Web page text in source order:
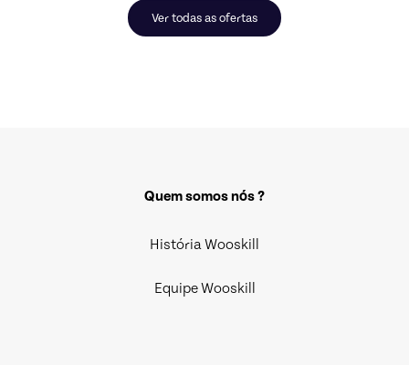
Ver todas as ofertas
Quem somos nós ?
História Wooskill
Equipe Wooskill